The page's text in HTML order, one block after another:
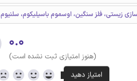
زیستی، فلز سنگین، اوسموم باسیلیکوم، سلنیوم
۰.۰
(هنوز امتیازی ثبت نشده است)